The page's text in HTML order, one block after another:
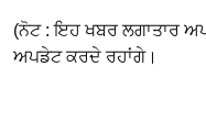
(ਨੋਟ : ਇਹ ਖਬਰ ਲਗਾਤਾਰ
ਅਪਡੇਟ ਕਰਦੇ ਰਹਾਂਗੇ।